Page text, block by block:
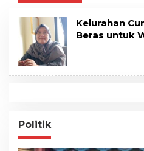
Kelurahan
Beras untuk
Politik